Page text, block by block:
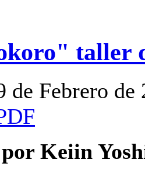
taller
de Febrero de
Keiin